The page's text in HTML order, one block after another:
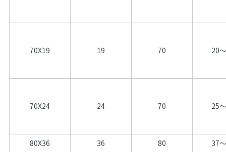
70X19 19 70 20
70X24 24 70 25
80X36 36 80 37